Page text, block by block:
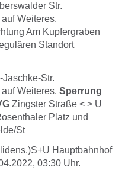
Str.
auf Weiteres.
Am Kupfergraben
Standort
Str.
auf Weiteres. Sperrung
Zingster Straße < > U
Platz und
St
Hauptbahnhof
03:30 Uhr.